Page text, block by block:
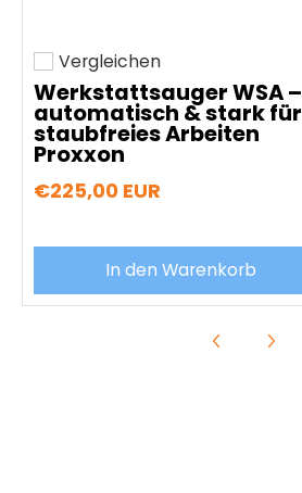
Hinzufügen zum vergleichen
Vergleichen
Werkstattsauger WSA –
automatisch & stark für
staubfreies Arbeiten
Proxxon
€225,00 EUR
In den Warenkorb